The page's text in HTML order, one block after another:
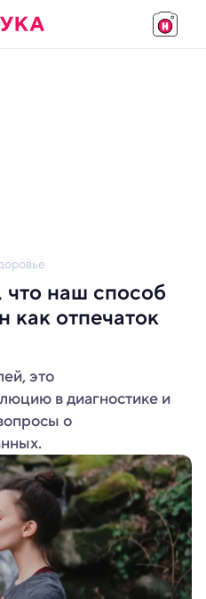
наш способ
как отпечаток
это
в диагностике и
о